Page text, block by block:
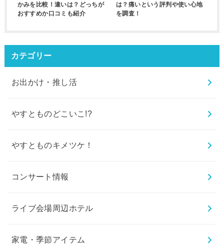
かみを比較！違いは？どっちが
おすすめか口コミも紹介
は？痛いという評判や使い心地
を調査！
カテゴリー
お出かけ・推し活
やすとものどこいこ!?
やすとものキメツケ！
コンサート情報
ライブ会場周辺ホテル
家電・季節アイテム